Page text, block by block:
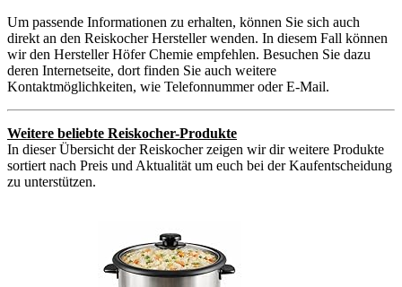
Um passende Informationen zu erhalten, können Sie sich auch
direkt an den Reiskocher Hersteller wenden. In diesem Fall können
wir den Hersteller Höfer Chemie empfehlen. Besuchen Sie dazu
deren Internetseite, dort finden Sie auch weitere
Kontaktmöglichkeiten, wie Telefonnummer oder E-Mail.
Weitere beliebte Reiskocher-Produkte
In dieser Übersicht der Reiskocher zeigen wir dir weitere Produkte
sortiert nach Preis und Aktualität um euch bei der Kaufentscheidung
zu unterstützen.